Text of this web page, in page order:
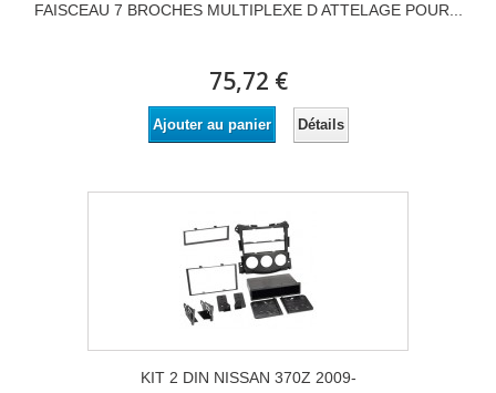
FAISCEAU 7 BROCHES MULTIPLEXE D ATTELAGE POUR...
75,72 €
Ajouter au panier Détails
KIT 2 DIN NISSAN 370Z 2009-